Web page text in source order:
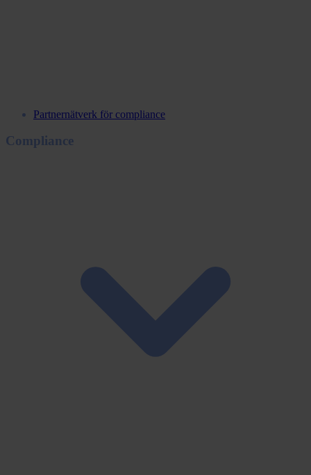
Partnernätverk för compliance
Compliance